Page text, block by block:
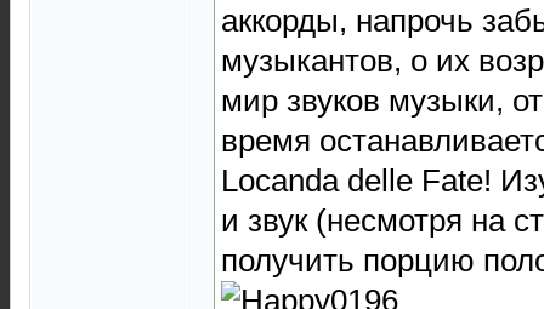
аккорды, напрочь
музыкантов, о их
мир звуков музыки,
время
Locanda delle Fate!
и звук (несмотря на
получить порцию